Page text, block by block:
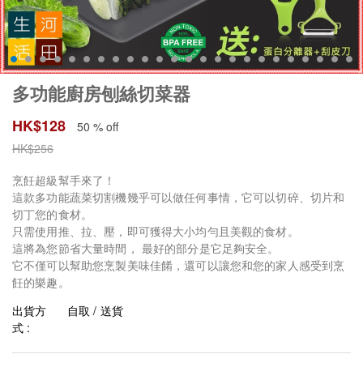
多功能廚房刨絲切菜器
HK$128
50 % off
HK$256
烹飪超級幫手來了！
這款多功能蔬菜切割機幾乎可以做任何事情，它可以切碎、切片和
切丁您的食材。
只需使用推、拉、壓，即可獲得大小均勻且美觀的食材。
這將為您節省大量時間， 最好的部分是它足夠安全。
它不僅可以幫助您烹製美味佳餚，還可以讓您和您的家人感受到烹
飪的樂趣。
出貨方
式 :
自取 / 送貨